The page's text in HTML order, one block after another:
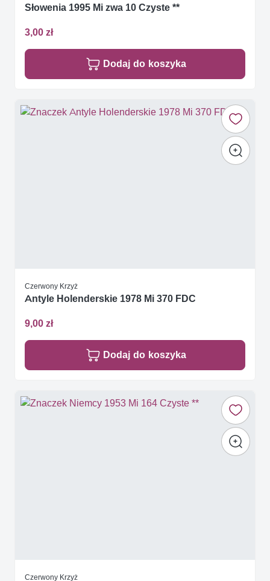
Słowenia 1995 Mi zwa 10 Czyste **
3,00 zł
Dodaj do koszyka
Czerwony Krzyż
Antyle Holenderskie 1978 Mi 370 FDC
9,00 zł
Dodaj do koszyka
Czerwony Krzyż